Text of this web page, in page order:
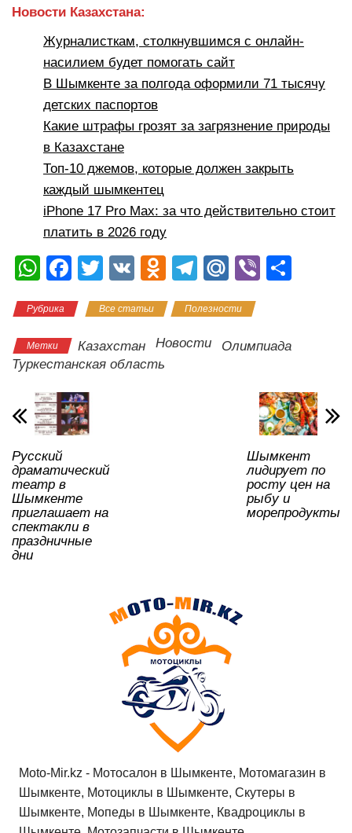
Новости Казахстана:
Журналисткам, столкнувшимся с онлайн-
насилием будет помогать сайт
В Шымкенте за полгода оформили 71 тысячу
детских паспортов
Какие штрафы грозят за загрязнение природы
в Казахстане
Топ-10 джемов, которые должен закрыть
каждый шымкентец
iPhone 17 Pro Max: за что действительно стоит
платить в 2026 году
W
at
s
A
p
p
F
c
e
b
o
o
k
T
tt
er
V
O
n
o
T
e
gr
M
.R
u
Vi
и
ть
Рубрика Все статьи Полезности
Метки Казахстан Новости
Олимпиада
Туркестанская область
Русский
драматический
театр в
Шымкенте
приглашает на
спектакли в
праздничные
дни
Шымкент
лидирует по
росту цен на
рыбу и
морепродукты
Moto-Mir.kz - Мотосалон в Шымкенте, Мотомагазин в
Шымкенте, Мотоциклы в Шымкенте, Скутеры в
Шымкенте, Мопеды в Шымкенте, Квадроциклы в